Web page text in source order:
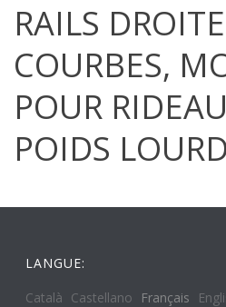
RAILS
COURBES,
POUR
POIDS
LANGUE:
Català Castellano Français